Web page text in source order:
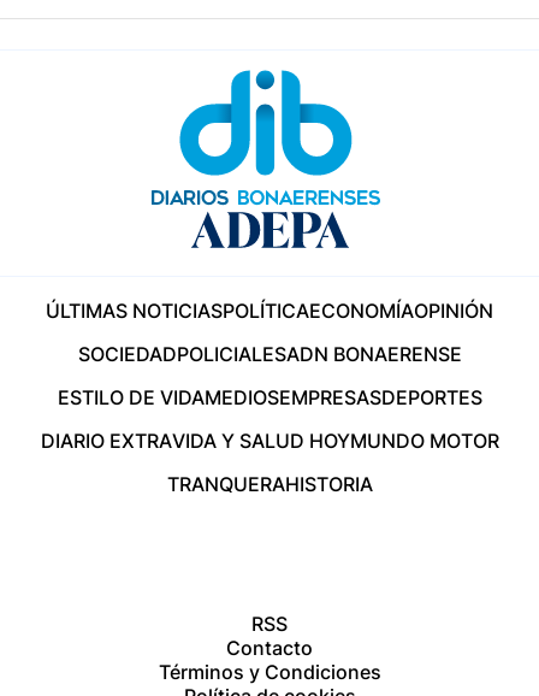
ÚLTIMAS NOTICIASPOLÍTICAECONOMÍAOPINIÓN
SOCIEDADPOLICIALESADN BONAERENSE
ESTILO DE VIDAMEDIOSEMPRESASDEPORTES
DIARIO EXTRAVIDA Y SALUD HOYMUNDO MOTOR
TRANQUERAHISTORIA
RSS
Contacto
Términos y Condiciones